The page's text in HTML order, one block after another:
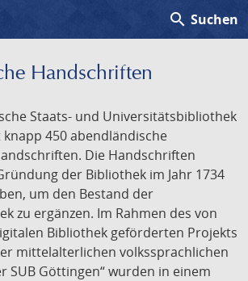
search Suchen
Handschriften
Staats- und Universitätsbibliothek
450 abendländische
Die Handschriften
der Bibliothek im Jahr 1734
um den Bestand der
zu ergänzen. Im Rahmen des von
Bibliothek geförderten Projekts
mittelalterlichen volkssprachlichen
SUB Göttingen“ wurden in einem